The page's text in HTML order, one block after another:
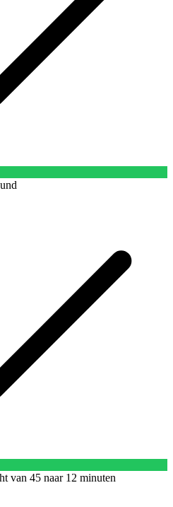
van 45 naar 12 minuten